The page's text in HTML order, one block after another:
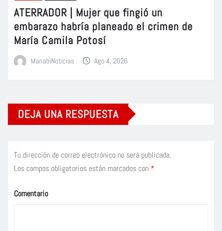
ATERRADOR | Mujer que fingió un
embarazo habría planeado el crimen de
María Camila Potosí
ManabiNoticias Ago 4, 2026
DEJA UNA RESPUESTA
Tu dirección de correo electrónico no será publicada.
Los campos obligatorios están marcados con *
Comentario